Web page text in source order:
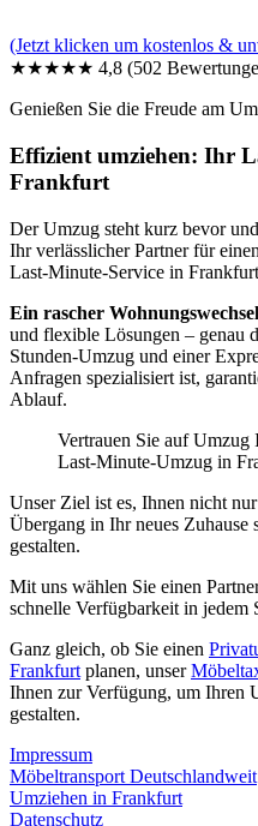
(Jetzt klicken um kostenlos &
★★★★★ 4,8 (502
Genießen Sie die Freude am
Effizient umziehen: Ihr
Frankfurt
Der Umzug steht kurz bevor
Ihr verlässlicher Partner für
Last-Minute-Service in
Ein rascher Wohnungswechsel
und flexible Lösungen – genau
Stunden-Umzug und einer
Anfragen spezialisiert ist,
Ablauf.
Vertrauen Sie auf
Last-Minute-Umzug in
Unser Ziel ist es, Ihnen nicht
Übergang in Ihr neues Zuhause
gestalten.
Mit uns wählen Sie einen
schnelle Verfügbarkeit in jedem
Ganz gleich, ob Sie einen
Frankfurt planen, unser
Ihnen zur Verfügung, um Ihren
gestalten.
Impressum
Möbeltransport Deutschlandweit
Umziehen in Frankfurt
Datenschutz